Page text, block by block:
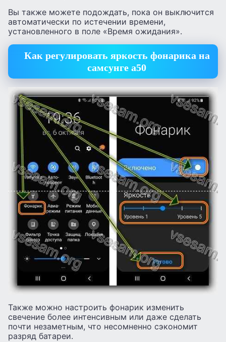
Вы также можете подождать, пока он выключится
автоматически по истечении времени,
установленного в поле «Время ожидания».
Как регулировать яркость фонарика на
самсунге а50
Также можно настроить фонарик изменить
свечение более интенсивным или даже сделать
почти незаметным, что несомненно сэкономит
разряд батареи.